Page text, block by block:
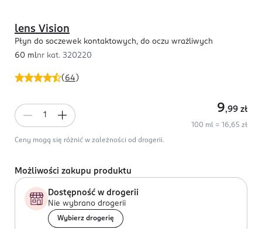
( 64 )
lens Vision
Płyn do soczewek kontaktowych, do oczu wrażliwych
60 mlnr kat. 320220
9,99 zł
100 ml = 16,65 zł
Ceny mogą się różnić w zależności od drogerii.
Możliwości zakupu produktu
Dostępność w drogerii
Nie wybrano drogerii
Wybierz drogerię